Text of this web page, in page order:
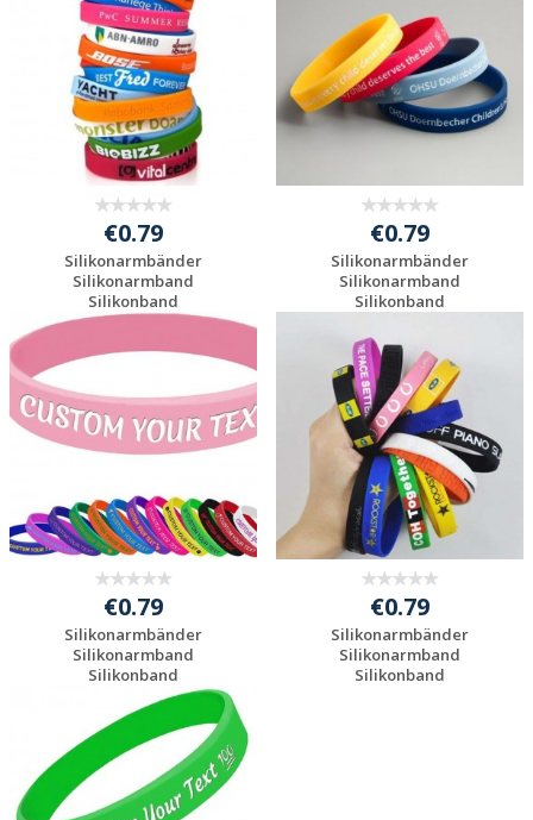
€0.79
Silikonarmbänder
Silikonarmband
Silikonband
Gummiarmban...
anfragen
€0.79
Silikonarmbänder
Silikonarmband
Silikonband
Preis unverbindlich
anfragen
€0.79
Silikonarmbänder
Silikonarmband
Silikonband
Gummiarmban...
Preis unverbindlich
anfragen
€0.79
Silikonarmbänder
Silikonarmband
Silikonband